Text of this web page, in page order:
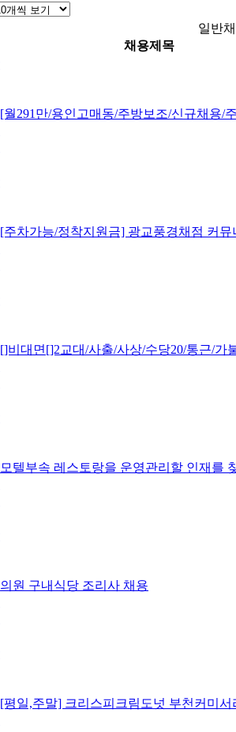
일반
채용제목
[월291만/용인고매동/주방보조/신규채용/
[주차가능/정착지원금] 광교풍경채점 커
[]비대면[]2교대/사출/사상/수당20/통근/가
모텔부속 레스토랑을 운영관리할 인재를
의원 구내식당 조리사 채용
[평일,주말] 크리스피크림도넛 부천커미